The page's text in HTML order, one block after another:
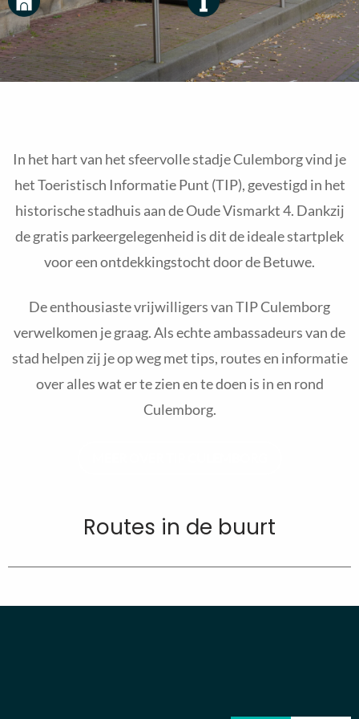
In het hart van het sfeervolle stadje Culemborg vind je
het Toeristisch Informatie Punt (TIP), gevestigd in het
historische stadhuis aan de Oude Vismarkt 4. Dankzij
de gratis parkeergelegenheid is dit de ideale startplek
voor een ontdekkingstocht door de Betuwe.
De enthousiaste vrijwilligers van TIP Culemborg
verwelkomen je graag. Als echte ambassadeurs van de
stad helpen zij je op weg met tips, routes en informatie
over alles wat er te zien en te doen is in en rond
Culemborg.
Routes in de buurt